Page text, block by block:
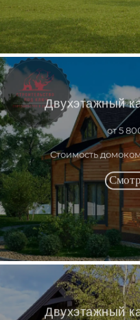
Двухэтажный
от 5
Стоимость
Двухэтажный